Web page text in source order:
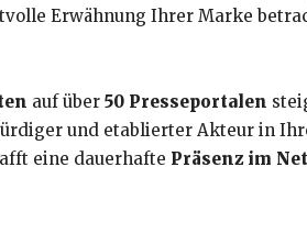
Erwähnung Ihrer Marke
auf über 50 Presseportalen
und etablierter Akteur in
eine dauerhafte Präsenz im